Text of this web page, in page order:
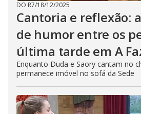
DO R7/18/12/2025
Cantoria e reflexão:
de humor entre os
última tarde em A
Enquanto Duda e Saory cantam no
permanece imóvel no sofá da Sede